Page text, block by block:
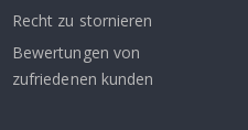
Recht zu stornieren
Bewertungen von
zufriedenen kunden